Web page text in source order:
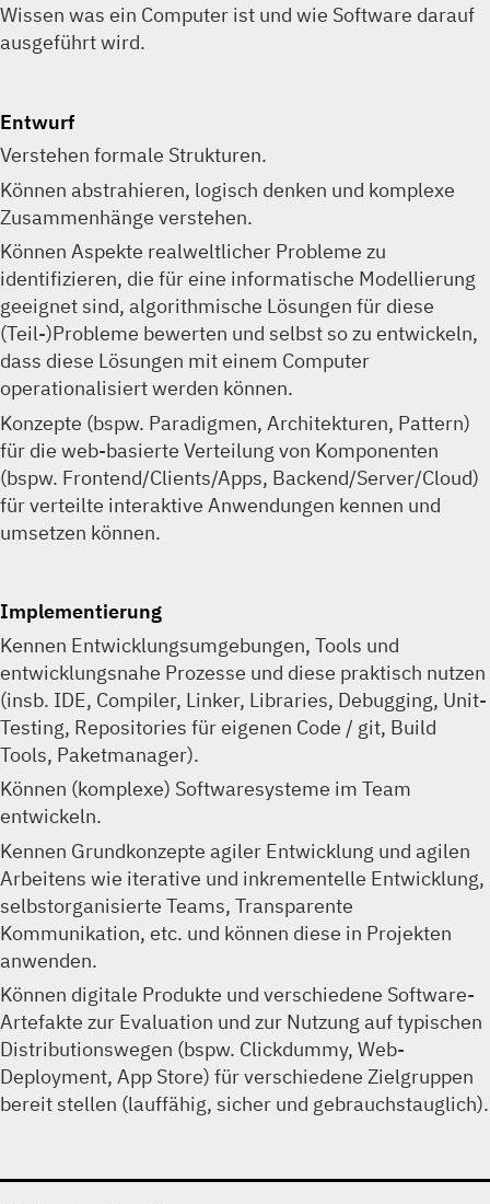
Wissen was ein Computer ist und wie Software darauf
ausgeführt wird.
Entwurf
Verstehen formale Strukturen.
Können abstrahieren, logisch denken und komplexe
Zusammenhänge verstehen.
Können Aspekte realweltlicher Probleme zu
identifizieren, die für eine informatische Modellierung
geeignet sind, algorithmische Lösungen für diese
(Teil-)Probleme bewerten und selbst so zu entwickeln,
dass diese Lösungen mit einem Computer
operationalisiert werden können.
Konzepte (bspw. Paradigmen, Architekturen, Pattern)
für die web-basierte Verteilung von Komponenten
(bspw. Frontend/Clients/Apps, Backend/Server/Cloud)
für verteilte interaktive Anwendungen kennen und
umsetzen können.
Implementierung
Kennen Entwicklungsumgebungen, Tools und
entwicklungsnahe Prozesse und diese praktisch nutzen
(insb. IDE, Compiler, Linker, Libraries, Debugging, Unit-
Testing, Repositories für eigenen Code / git, Build
Tools, Paketmanager).
Können (komplexe) Softwaresysteme im Team
entwickeln.
Kennen Grundkonzepte agiler Entwicklung und agilen
Arbeitens wie iterative und inkrementelle Entwicklung,
selbstorganisierte Teams, Transparente
Kommunikation, etc. und können diese in Projekten
anwenden.
Können digitale Produkte und verschiedene Software-
Artefakte zur Evaluation und zur Nutzung auf typischen
Distributionswegen (bspw. Clickdummy, Web-
Deployment, App Store) für verschiedene Zielgruppen
bereit stellen (lauffähig, sicher und gebrauchstauglich).